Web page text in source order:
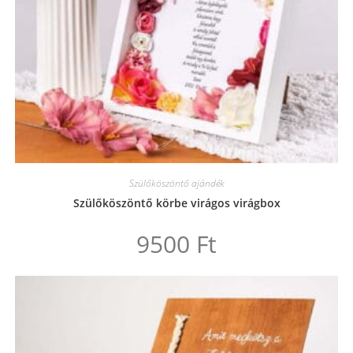
Szülőköszöntő ajándék
Szülőköszöntő körbe virágos virágbox
9500 Ft
több
variációja
van.
A
változatok